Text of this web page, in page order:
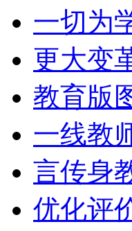
一切为
更大变
教育版
一线教
言传身
优化评